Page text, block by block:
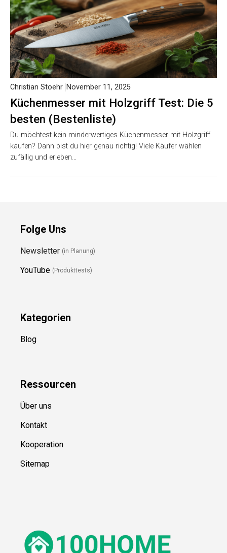
Küchenmesser mit Holzgriff Test: Die 5
besten (Bestenliste)
Christian Stoehr November 11, 2025
Du möchtest kein minderwertiges Küchenmesser mit Holzgriff
kaufen? Dann bist du hier genau richtig! Viele Käufer wählen
zufällig und erleben…
Folge Uns
Newsletter (in Planung)
YouTube (Produkttests)
Kategorien
Blog
Ressourcen
Über uns
Kontakt
Kooperation
Sitemap